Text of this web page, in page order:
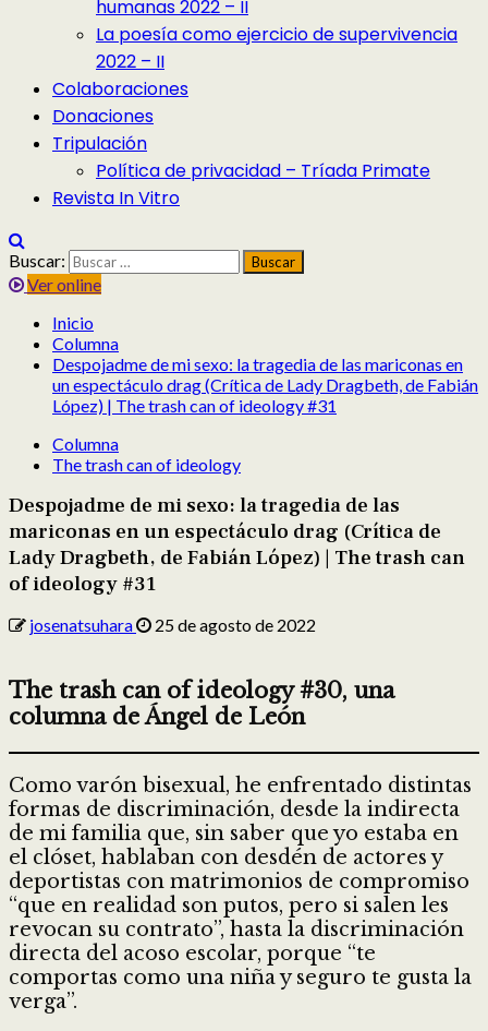
humanas 2022 – II
La poesía como ejercicio de supervivencia
2022 – II
Colaboraciones
Donaciones
Tripulación
Política de privacidad – Tríada Primate
Revista In Vitro
Buscar:
Ver online
Inicio
Columna
Despojadme de mi sexo: la tragedia de las mariconas en
un espectáculo drag (Crítica de Lady Dragbeth, de Fabián
López) | The trash can of ideology #31
Columna
The trash can of ideology
Despojadme de mi sexo: la tragedia de las
mariconas en un espectáculo drag (Crítica de
Lady Dragbeth, de Fabián López) | The trash can
of ideology #31
josenatsuhara 25 de agosto de 2022
The trash can of ideology #30, una
columna de Ángel de León
Como varón bisexual, he enfrentado distintas
formas de discriminación, desde la indirecta
de mi familia que, sin saber que yo estaba en
el clóset, hablaban con desdén de actores y
deportistas con matrimonios de compromiso
“que en realidad son putos, pero si salen les
revocan su contrato”, hasta la discriminación
directa del acoso escolar, porque “te
comportas como una niña y seguro te gusta la
verga”.